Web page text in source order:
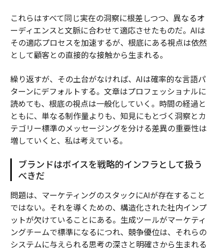
これらはすべて同じ実在の洞察に根差しつつ、異なるオ
ーディエンスと文脈に合わせて適応させたものだ。AIは
その適応プロセスを加速するが、根底にある視点は依然
として顧客との直接的な接触から生まれる。
繰り返すが、その土台がなければ、AIは確率的な言語パ
ターンにデフォルトする。文章はプロフェッショナルに
読めても、根底の視点は一般化していく。時間の経過と
ともに、単なる制作量よりも、知見にもとづく洞察とカ
テゴリー標準のメッセージングを分ける差異の重要性は
増していくと、私は考えている。
ブランドはボイスを戦略的インフラとして扱う
べきだ
問題は、マーケティングのスタックにAIが存在すること
ではない。それを導くための、構造化された社内インプ
ットが欠けていることにある。生成ツールがマーケティ
ングチームで標準になるにつれ、競争優位は、それらの
システムに与えられる思考の深さと明確さから生まれる